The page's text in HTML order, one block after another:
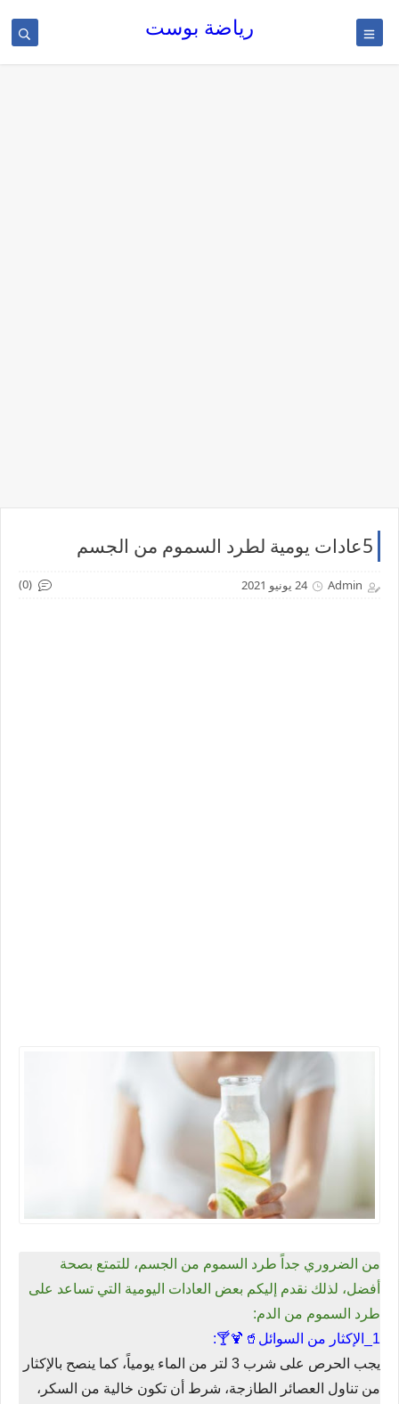
رياضة بوست
5عادات يومية لطرد السموم من الجسم
Admin 24 يونيو 2021 (0)
من الضروري جداً طرد السموم من الجسم، للتمتع بصحة
أفضل، لذلك نقدم إليكم بعض العادات اليومية التي تساعد على
طرد السموم من الدم:
1_الإكثار من السوائل🥤🍹🍸:
يجب الحرص على شرب 3 لتر من الماء يومياً، كما ينصح بالإكثار
من تناول العصائر الطازجة، شرط أن تكون خالية من السكر،